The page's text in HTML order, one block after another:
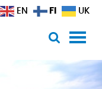
EN FI UK